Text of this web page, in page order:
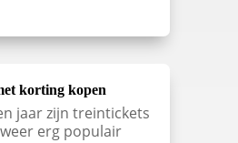
korting kopen
jaar zijn treintickets
erg populair